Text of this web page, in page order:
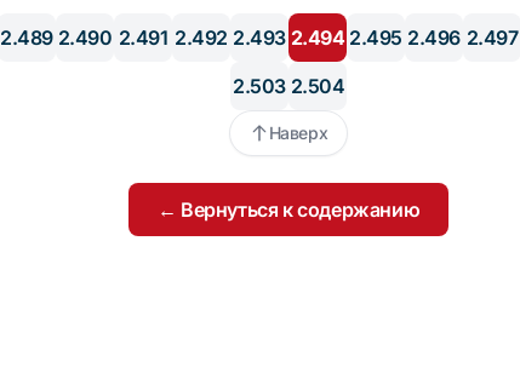
2.489 2.490 2.491 2.492 2.493 2.494 2.495 2.496 2.497
2.503 2.504
Наверх
← Вернуться к содержанию